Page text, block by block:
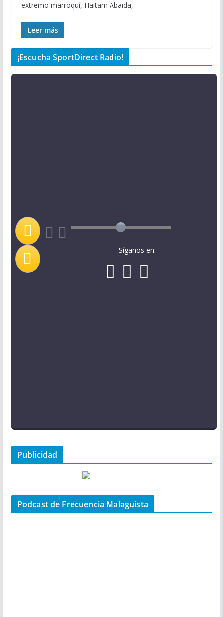
extremo marroquí, Haitam Abaida,
Leer más
¡Escucha SportDirect Radio!
Síganos en:
Publicidad
Podcast de Frecuencia Malaguista